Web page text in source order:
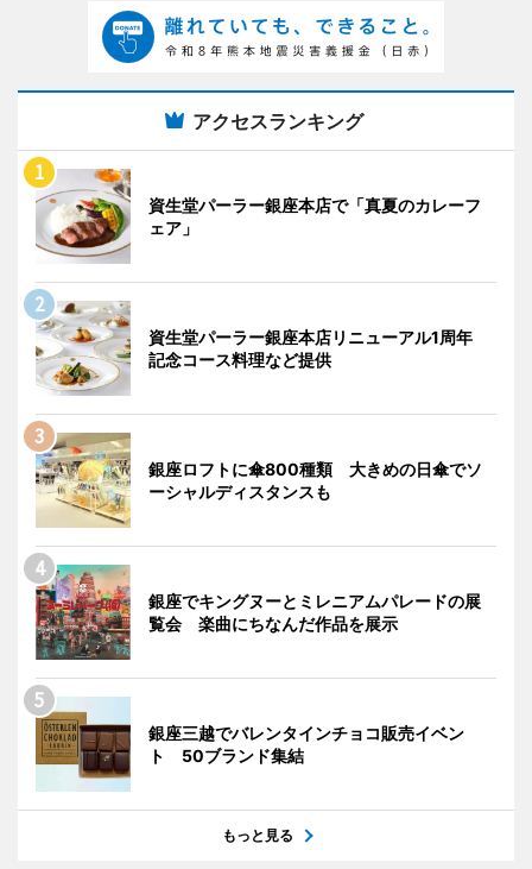
アクセスランキング
資生堂パーラー銀座本店で「真夏のカレーフ
ェア」
資生堂パーラー銀座本店リニューアル1周年
記念コース料理など提供
銀座ロフトに傘800種類 大きめの日傘でソ
ーシャルディスタンスも
銀座でキングヌーとミレニアムパレードの展
覧会 楽曲にちなんだ作品を展示
銀座三越でバレンタインチョコ販売イベン
ト 50ブランド集結
もっと見る